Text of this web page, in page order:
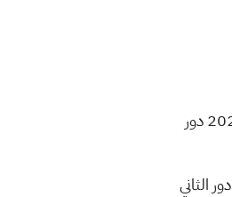
نتائج الدور الثاني لصفوف الثالث متوسط لسنة 2023 لجميع المحافظات , هنا رابط تحميل النتائج للمعاينه والتحميل للثالث متوسط 2023 دور
ملفات pdf لنتائج الثالث متوسط 2023 الدور الثاني ومن خلال الرقم الامتحانات , من هنا تعرف على نتيجة طلاب الثالث متوسط 2023 دور الثاني